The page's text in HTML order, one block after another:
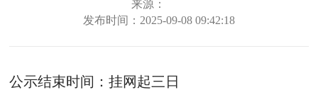
来源：
发布时间：2025-09-08 09:42:18
公示结束时间：挂网起三日